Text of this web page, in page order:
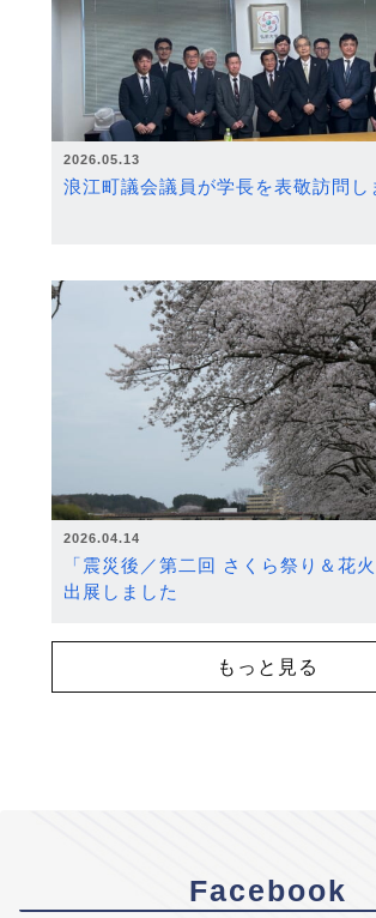
2026.05.13
浪江町議会議員が学長を表敬訪問し
2026.04.14
「震災後／第二回 さくら祭り＆花
出展しました
もっと見る
Facebook